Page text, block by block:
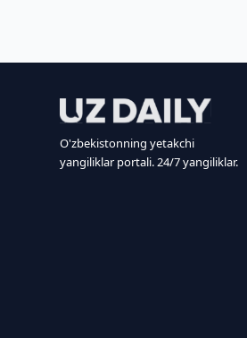
O'zbekistonning yetakchi
yangiliklar portali. 24/7 yangiliklar.